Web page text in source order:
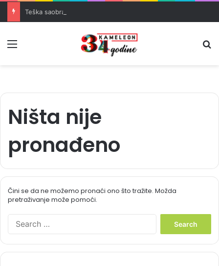
Ništa nije
pronađeno
Čini se da ne možemo pronaći ono što tražite. Možda
pretraživanje može pomoći.